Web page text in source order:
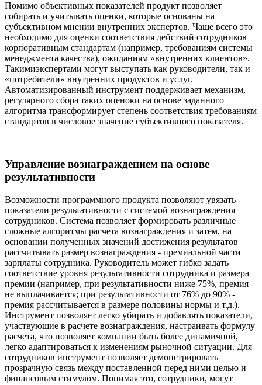
Помимо объективных показателей продукт позволяет
собирать и учитывать оценки, которые основаны на
субъективном мнении внутренних экспертов. Чаще всего это
необходимо для оценки соответствия действий сотрудников
корпоративным стандартам (например, требованиям системы
менеджмента качества), ожиданиям «внутренних клиентов».
Такимиэкспертами могут выступать как руководители, так и
«потребители» внутренних продуктов и услуг.
Автоматизированный инструмент поддерживает механизм,
регулярного сбора таких оценоки на основе заданного
алгоритма трансформирует степень соответствия требованиям
стандартов в числовое значение субъективного показателя.
Управление вознаграждением на основе
результативности
Возможности программного продукта позволяют увязать
показатели результативности с системой вознаграждения
сотрудников. Система позволяет формировать различные
сложные алгоритмы расчета вознаграждения и затем, на
основании полученных значений достижения результатов
рассчитывать размер вознаграждения - премиальной части
зарплаты сотрудника. Руководитель может гибко задать
соответствие уровня результативности сотрудника и размера
премии (например, при результативности ниже 75%, премия
не выплачивается; при результативности от 76% до 90% -
премия рассчитывается в размере половины нормы и т.д.).
Инструмент позволяет легко убирать и добавлять показатели,
участвующие в расчете вознаграждения, настраивать формулу
расчета, что позволяет компании быть более динамичной,
легко адаптироваться к изменениям рыночной ситуации. Для
сотрудников инструмент позволяет демонстрировать
прозрачную связь между поставленной перед ними целью и
финансовым стимулом. Понимая это, сотрудники, могут